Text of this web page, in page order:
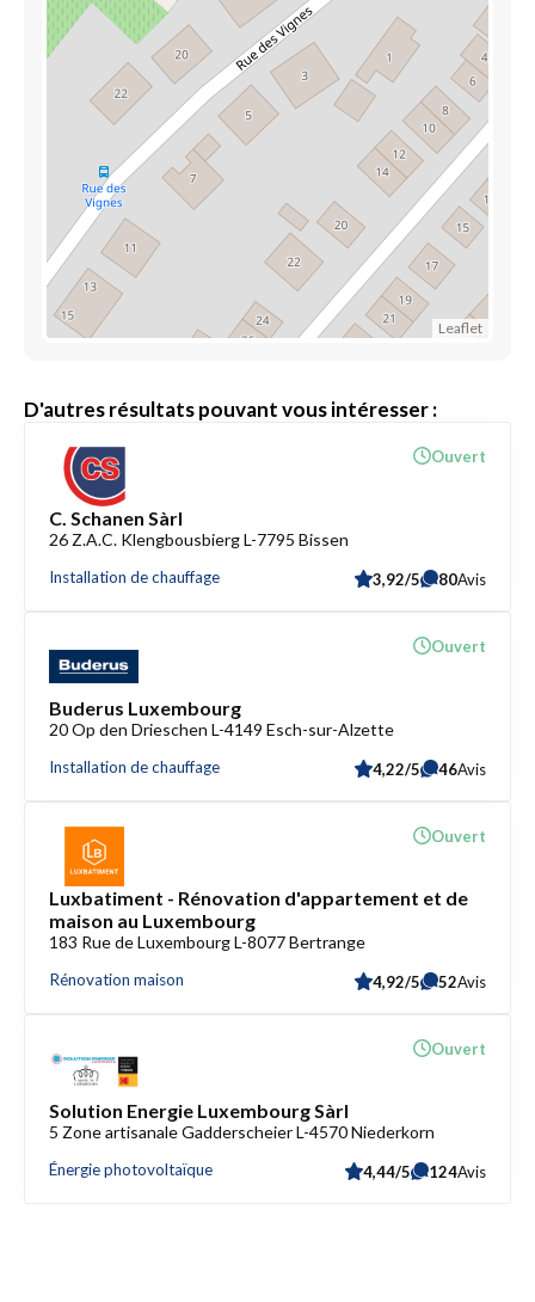
Leaflet
D'autres résultats pouvant vous intéresser :
C. Schanen Sàrl
26 Z.A.C. Klengbousbierg L-7795 Bissen
Installation de chauffage
Ouvert
3,92/5 80Avis
Buderus Luxembourg
20 Op den Drieschen L-4149 Esch-sur-Alzette
Installation de chauffage
Ouvert
4,22/5 46Avis
Luxbatiment - Rénovation d'appartement et de
maison au Luxembourg
183 Rue de Luxembourg L-8077 Bertrange
Rénovation maison
Ouvert
4,92/5 52Avis
Solution Energie Luxembourg Sàrl
5 Zone artisanale Gadderscheier L-4570 Niederkorn
Énergie photovoltaïque
Ouvert
4,44/5 124Avis